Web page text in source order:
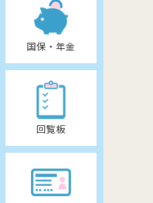
国保・年金
回覧板